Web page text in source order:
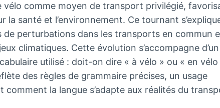
vélo comme moyen de transport privilégié,
la santé et l’environnement. Ce tournant
de perturbations dans les transports en commun
climatiques. Cette évolution s’accompagne d’un
utilisé : doit-on dire « à vélo » ou « en vélo
des règles de grammaire précises, un usage
comment la langue s’adapte aux réalités du